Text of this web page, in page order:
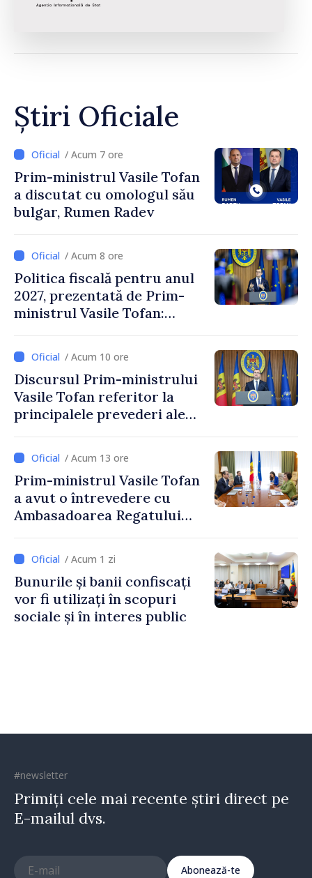
Știri Oficiale
/ Acum 7 ore
Prim-ministrul Vasile Tofan
a discutat cu omologul său
bulgar, Rumen Radev
/ Acum 8 ore
Politica fiscală pentru anul
2027, prezentată de Prim-
ministrul Vasile Tofan:
stimularea investițiilor și o
taxare mai echitabilă
/ Acum 10 ore
Discursul Prim-ministrului
Vasile Tofan referitor la
principalele prevederi ale
2027
/ Acum 13 ore
Prim-ministrul Vasile Tofan
a avut o întrevedere cu
Ambasadoarea Regatului
Irlandei de Nord, Fern
Horine / Acum 1 zi
Bunurile și banii confiscați
vor fi utilizați în scopuri
sociale și în interes public
#newsletter
Primiți cele mai recente știri direct pe
E-mailul dvs.
Abonează-te